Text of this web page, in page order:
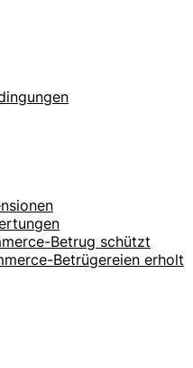
Betrug schützt
Betrügereien erholt